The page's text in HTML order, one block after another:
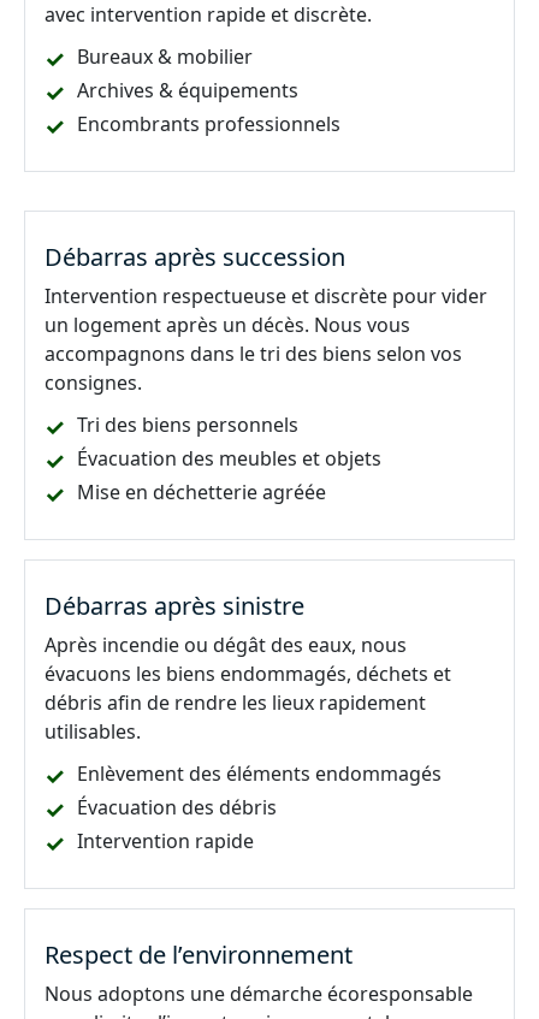
avec intervention rapide et discrète.
Bureaux & mobilier
Archives & équipements
Encombrants professionnels
Débarras après succession
Intervention respectueuse et discrète pour vider
un logement après un décès. Nous vous
accompagnons dans le tri des biens selon vos
consignes.
Tri des biens personnels
Évacuation des meubles et objets
Mise en déchetterie agréée
Débarras après sinistre
Après incendie ou dégât des eaux, nous
évacuons les biens endommagés, déchets et
débris afin de rendre les lieux rapidement
utilisables.
Enlèvement des éléments endommagés
Évacuation des débris
Intervention rapide
Respect de l’environnement
Nous adoptons une démarche écoresponsable